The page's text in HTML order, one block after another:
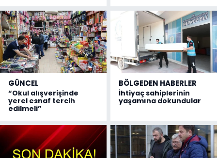
GÜNCEL
“Okul alışverişinde
yerel esnaf tercih
edilmeli”
BÖLGEDEN HABERLER
İhtiyaç sahiplerinin
yaşamına dokundular